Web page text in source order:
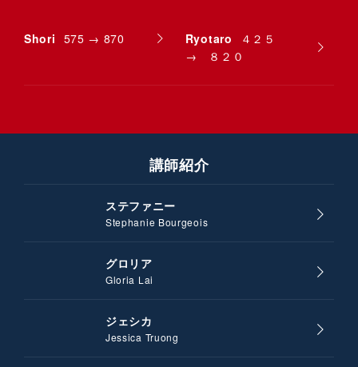
Shori 575 → 870 Ryotaro
４２５
→ ８２０
講師紹介
ステファニー
Stephanie Bourgeois
グロリア
Gloria Lai
ジェシカ
Jessica Truong